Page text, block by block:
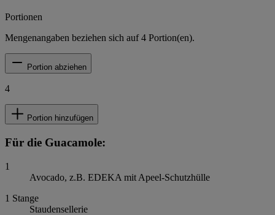
Portionen
Mengenangaben beziehen sich auf4 Portion(en).
Portion abziehen
4
Portion hinzufügen
Für die Guacamole:
1
Avocado, z.B. EDEKA mit Apeel-Schutzhülle
1 Stange
Staudensellerie